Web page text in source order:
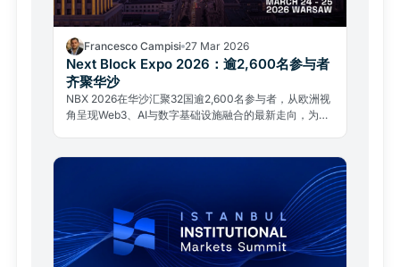
Francesco Campisi 27 Mar 2026
Next Block Expo 2026：逾2,600名参与者
齐聚华沙
NBX 2026在华沙汇聚32国逾2,600名参与者，从欧洲视
角呈现Web3、AI与数字基础设施融合的最新走向，为亚